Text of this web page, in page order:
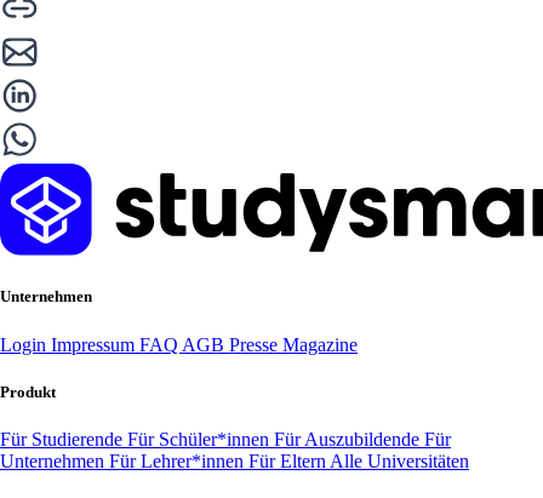
Unternehmen
Login Impressum FAQ AGB Presse Magazine
Produkt
Für Studierende Für Schüler*innen Für Auszubildende Für
Unternehmen Für Lehrer*innen Für Eltern Alle Universitäten